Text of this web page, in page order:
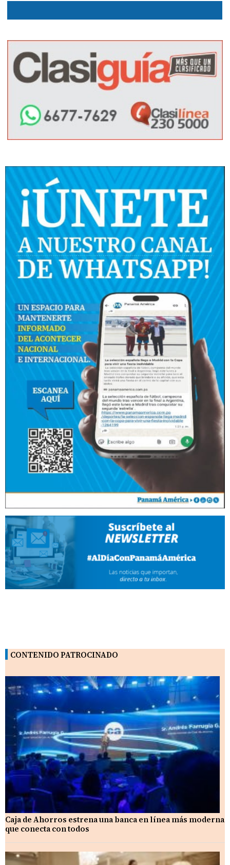
CONTENIDO PATROCINADO
Caja de Ahorros estrena una banca en línea más moderna
que conecta con todos